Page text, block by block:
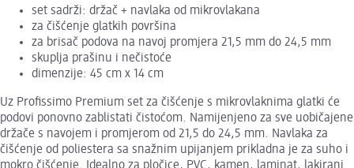
set sadrži: držač + navlaka od mikrovlakana
za čišćenje glatkih površina
za brisač podova na navoj promjera 21,5 mm do 24,5 mm
skuplja prašinu i nečistoće
dimenzije: 45 cm x 14 cm
Uz Profissimo Premium set za čišćenje s mikrovlaknima glatki će
podovi ponovno zablistati čistoćom. Namijenjeno za sve uobičajene
držače s navojem i promjerom od 21,5 do 24,5 mm. Navlaka za
čišćenje od poliestera sa snažnim upijanjem prikladna je za suho i
mokro čišćenje. Idealno za pločice, PVC, kamen, laminat, lakirani